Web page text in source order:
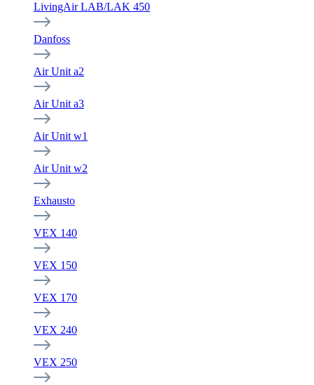
LivingAir LAB/LAK 450
Danfoss
Air Unit a2
Air Unit a3
Air Unit w1
Air Unit w2
Exhausto
VEX 140
VEX 150
VEX 170
VEX 240
VEX 250